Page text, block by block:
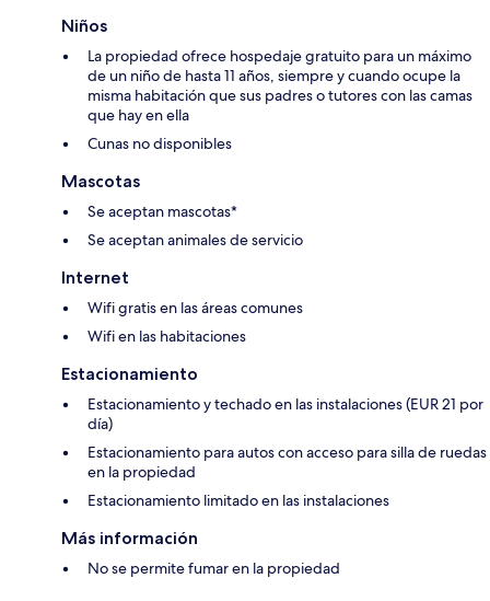
Niños
La propiedad ofrece hospedaje gratuito para un máximo
de un niño de hasta 11 años, siempre y cuando ocupe la
misma habitación que sus padres o tutores con las camas
que hay en ella
Cunas no disponibles
Mascotas
Se aceptan mascotas*
Se aceptan animales de servicio
Internet
Wifi gratis en las áreas comunes
Wifi en las habitaciones
Estacionamiento
Estacionamiento y techado en las instalaciones (EUR 21 por
día)
Estacionamiento para autos con acceso para silla de ruedas
en la propiedad
Estacionamiento limitado en las instalaciones
Más información
No se permite fumar en la propiedad